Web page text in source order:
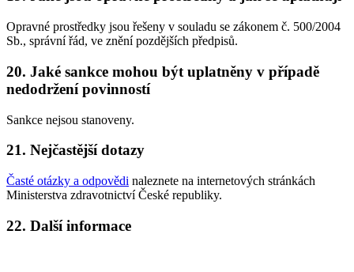
Opravné prostředky jsou řešeny v souladu se zákonem č. 500/2004
Sb., správní řád, ve znění pozdějších předpisů.
20. Jaké sankce mohou být uplatněny v případě
nedodržení povinností
Sankce nejsou stanoveny.
21. Nejčastější dotazy
Časté otázky a odpovědi naleznete na internetových stránkách
Ministerstva zdravotnictví České republiky.
22. Další informace